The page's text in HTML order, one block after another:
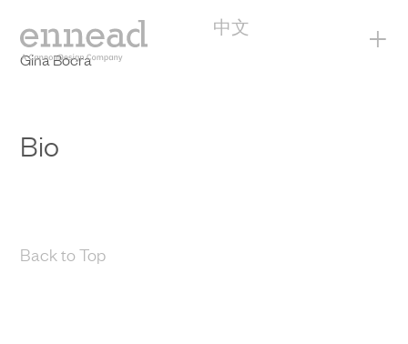
中文 +
Gina Bocra
Bio
Back to Top